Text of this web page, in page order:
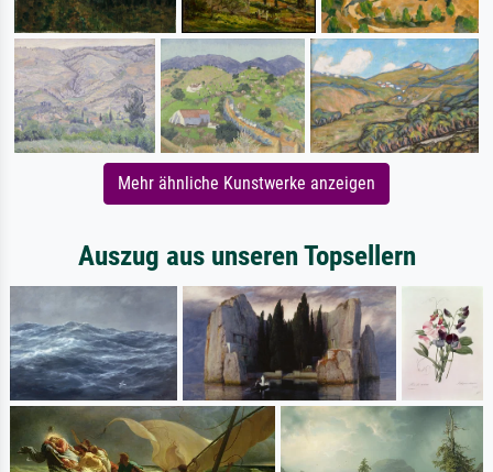
Mehr ähnliche Kunstwerke anzeigen
Auszug aus unseren Topsellern